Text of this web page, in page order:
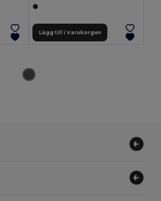
Lägg till i Varukorgen